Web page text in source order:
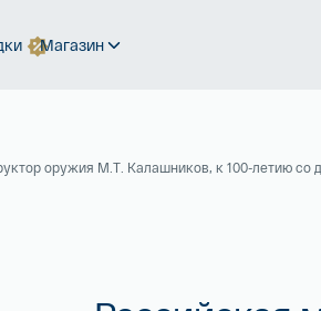
Магазин
оружия М.Т. Калашников, к 100-летию со